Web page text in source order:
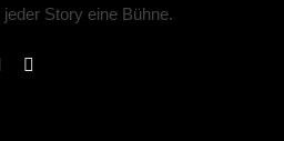
Story eine Bühne.